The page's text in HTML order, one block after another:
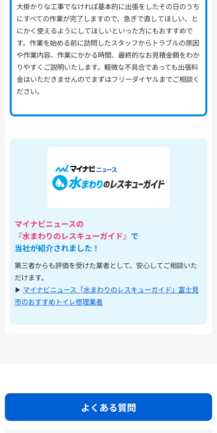
大掛かりな工事でなければ基本的に出張をしたその日のうち
にすべての作業が完了しますので、急ぎで直してほしい、と
にかく使えるようにしてほしいといった方にもおすすめで
す。作業を始める前に訪問したスタッフからトラブルの原因
や作業内容、作業にかかる時間、最終的なお見積金額をわか
りやすくご説明いたします。軽微な不具合であっても出張料
金はいただきませんのでまずはフリーダイヤルまでご相談く
ださい。
マイナビニュースの
『水まわりのレスキューガイド』 で
当社が紹介されました！
第三者からも評価を受けた業者として、安心してご相談いた
だけます。
▶︎ マイナビニュース「水まわりのレスキューガイド」富士見
市のおすすめトイレ修理業者
よくある質問